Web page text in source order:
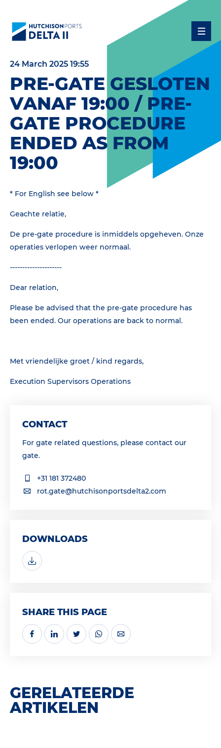
24 March 2025 19:55
PRE-GATE GESLOTEN
VANAF 19:00 / PRE-
GATE PROCEDURE
ENDED AS FROM
19:00
* For English see below *
Geachte relatie,
De pre-gate procedure is inmiddels opgeheven. Onze
operaties verlopen weer normaal.
---------------------
Dear relation,
Please be advised that the pre-gate procedure has
been ended. Our operations are back to normal.
Met vriendelijke groet / kind regards,
Execution Supervisors Operations
CONTACT
For gate related questions, please contact our
gate.
+31 181 372480
rot.gate@hutchisonportsdelta2.com
DOWNLOADS
SHARE THIS PAGE
GERELATEERDE
ARTIKELEN